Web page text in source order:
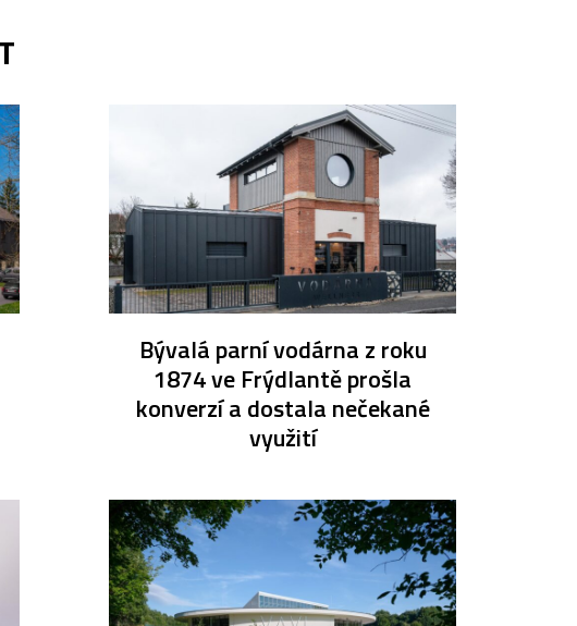
Bývalá parní vodárna z roku
1874 ve Frýdlantě prošla
konverzí a dostala nečekané
využití